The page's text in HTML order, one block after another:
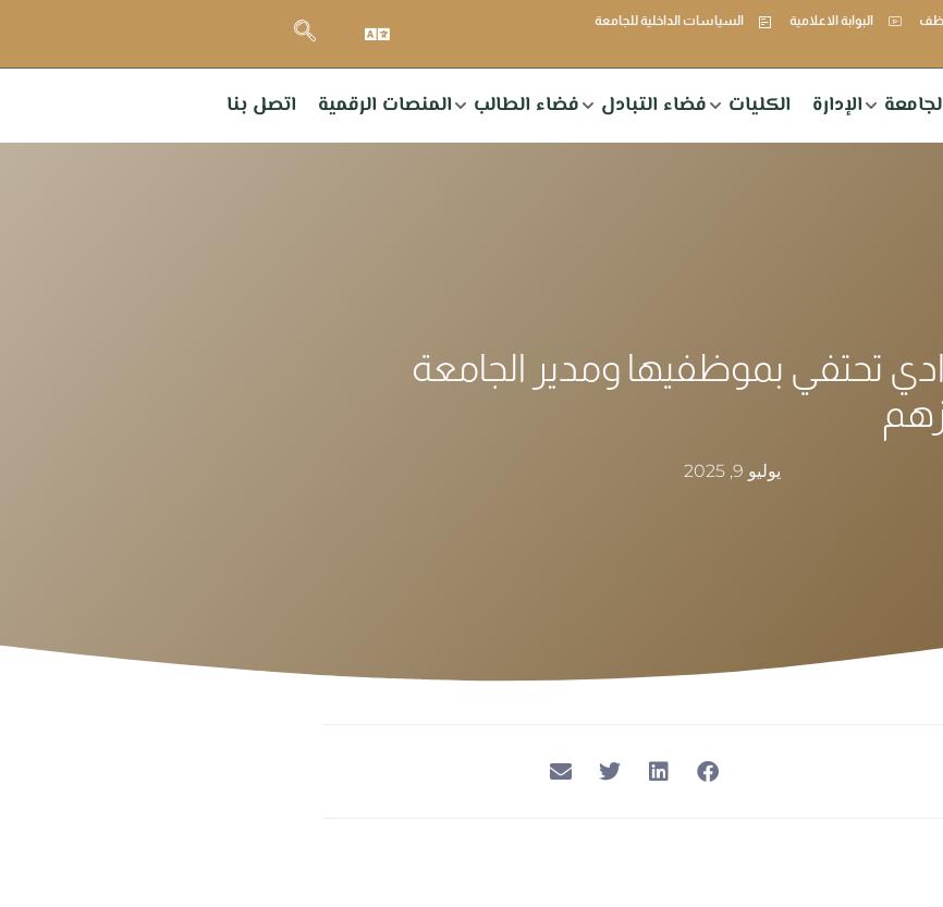
البوابة الاعلامية السياسات الداخلية للجامعة
الإدارة الكليات فضاء التبادل فضاء الطالب المنصات الرقمية اتصل بنا
تحتفي بموظفيها ومدير الجامعة
يوليو 9, 2025